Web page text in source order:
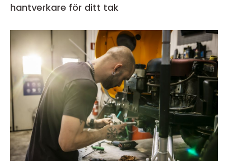
hantverkare för ditt tak